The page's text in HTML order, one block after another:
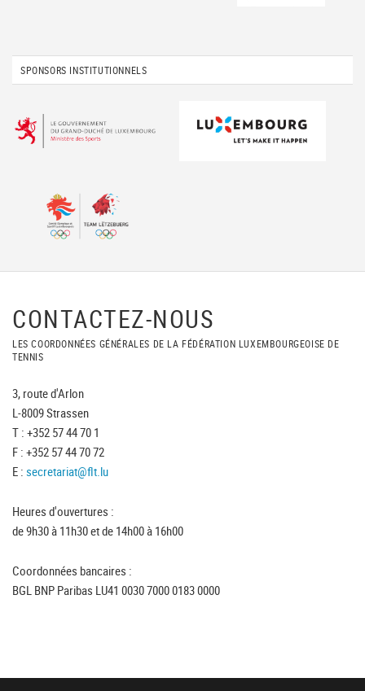
SPONSORS INSTITUTIONNELS
CONTACTEZ-NOUS
LES COORDONNÉES GÉNÉRALES DE LA FÉDÉRATION LUXEMBOURGEOISE DE
TENNIS
3, route d'Arlon
L-8009 Strassen
T : +352 57 44 70 1
F : +352 57 44 70 72
E : secretariat@flt.lu
Heures d'ouvertures :
de 9h30 à 11h30 et de 14h00 à 16h00
Coordonnées bancaires :
BGL BNP Paribas LU41 0030 7000 0183 0000